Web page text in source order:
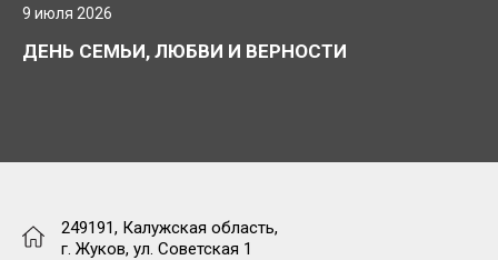
9 июля 2026
ДЕНЬ СЕМЬИ, ЛЮБВИ И ВЕРНОСТИ
249191, Калужская область,
г. Жуков, ул. Советская 1